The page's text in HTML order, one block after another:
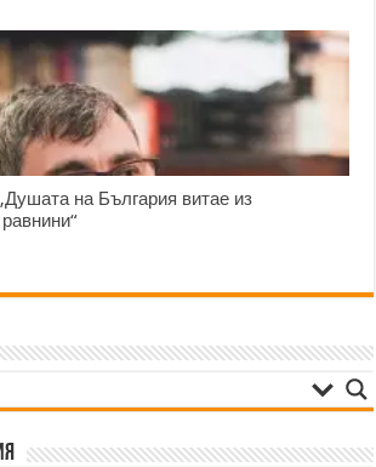
на България витае из